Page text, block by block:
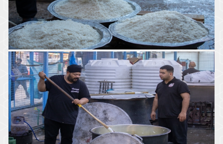
موكب جمهور كربلاء حدمة الإمام الحسين (ع)
موكب جمهور كربلاء خدمة الإمام الحسين (ع)